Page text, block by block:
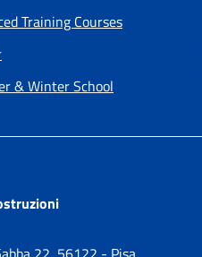
Training Courses
& Winter School